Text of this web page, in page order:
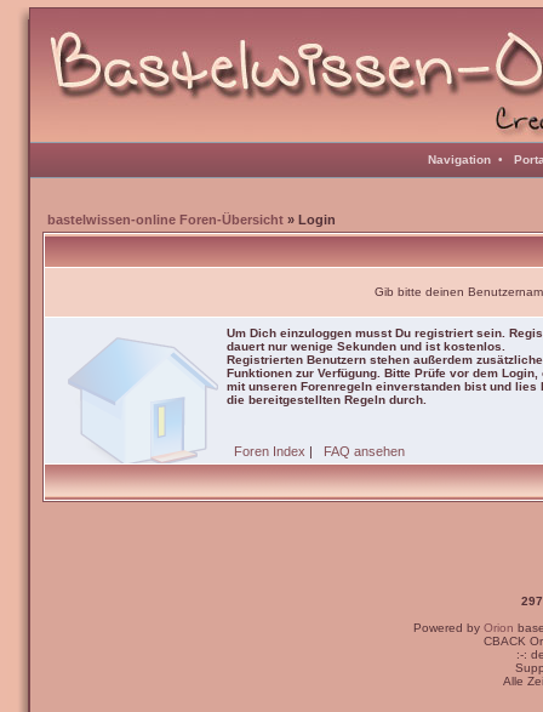
Navigation •
bastelwissen-online Foren-Übersicht » Login
Gib bitte deinen
Um Dich einzuloggen musst Du registriert sein.
dauert nur wenige Sekunden und ist kostenlos.
Registrierten Benutzern stehen außerdem zusätzliche
Funktionen zur Verfügung. Bitte Prüfe vor dem Login,
mit unseren Forenregeln einverstanden bist und lies
die bereitgestellten Regeln durch.
Foren Index | FAQ ansehen
Powered by Orion
CBACK
:-:
Alle